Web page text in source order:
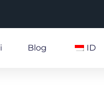
Blog ID